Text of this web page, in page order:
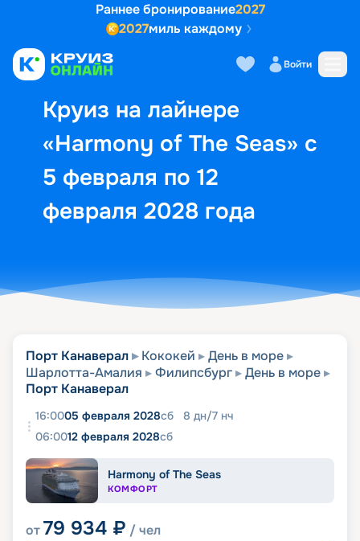
Раннее бронирование2027
2027миль каждому
Войти
Круиз на лайнере
«Harmony of The Seas» с
5 февраля по 12
февраля 2028 года
Выбор кают Маршрут и
Порт Канаверал Кококей
День в море
Шарлотта-Амалия
Филипсбург
День в море
Порт Канаверал
16:0005 февраля 2028сб 8 дн/7 нч
06:0012 февраля 2028сб
Harmony of The Seas
КОМФОРТ
от79 934 ₽ / чел